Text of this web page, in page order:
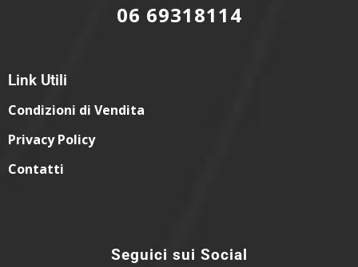
06 69318114
Link Utili
Condizioni di Vendita
Privacy Policy
Contatti
Seguici sui Social